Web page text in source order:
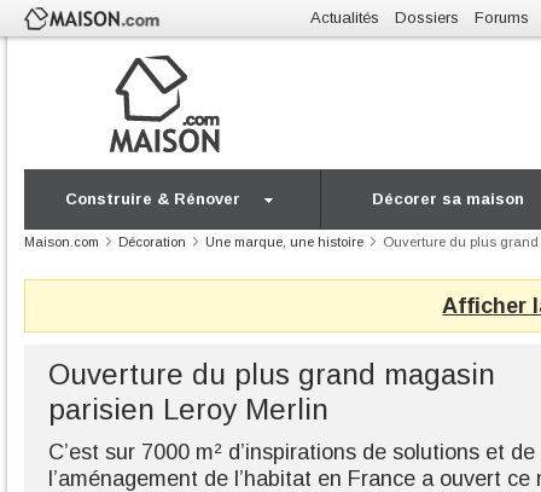
Actualités Dossiers Forums
Construire & Rénover Décorer sa maison
Maison.com Décoration Une marque, une histoire Ouverture du plus
Afficher
Ouverture du plus grand magasin
parisien Leroy Merlin
C’est sur 7000 m² d’inspirations de solutions et
l’aménagement de l’habitat en France a ouvert